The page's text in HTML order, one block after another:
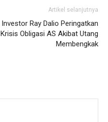
Artikel selanjutnya
Investor Ray Dalio Peringatkan
Krisis Obligasi AS Akibat Utang
Membengkak